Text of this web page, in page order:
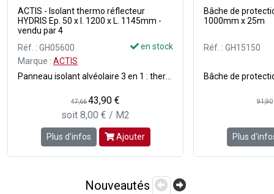
ACTIS - Isolant thermo réflecteur
HYDRIS Ep. 50 x l. 1200 x L. 1145mm -
vendu par 4
Réf. : GH05600
en stock
Marque : ACTIS
Panneau isolant alvéolaire 3 en 1 : thermique, acoustique et étanche - Léger et rigide verticalement - Etanche à l'eau et à l'air - Résistant à l'humidité grâce à son film externe cuivré qui est qualifié en tant que pare-vapeur - Excellente isolation phonique - Imputrecible - Pas de tassement - Rapide et simple à mettre en place - Se découpe facilement avec un couteau pour isolant - Dimensions : Ep. 50 x l. 1200 x L. 1145 mm - Vendu en paquet de 4 plaques soit 5.49 m² le paquet.
47,6643,90 €
soit 8,00 € / M2
Plus d'infos Ajouter
Bâche de
1000mm x 25m
Réf. : GH15150
91,90
Plus
Nouveautés